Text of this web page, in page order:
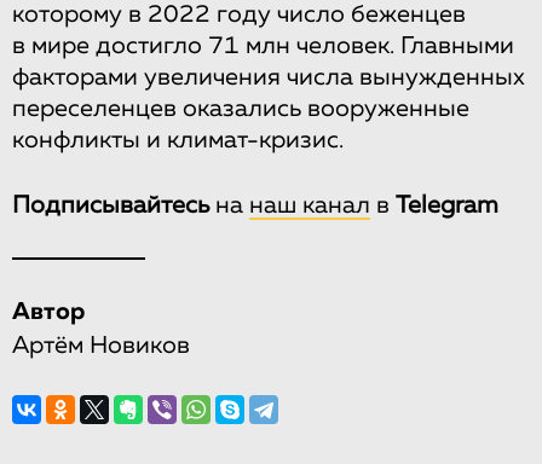
которому в 2022 году число беженцев
в мире достигло 71 млн человек. Главными
факторами увеличения числа вынужденных
переселенцев оказались вооруженные
конфликты и климат-кризис.
Подписывайтесьна наш канал в Telegram
Автор
Артём Новиков